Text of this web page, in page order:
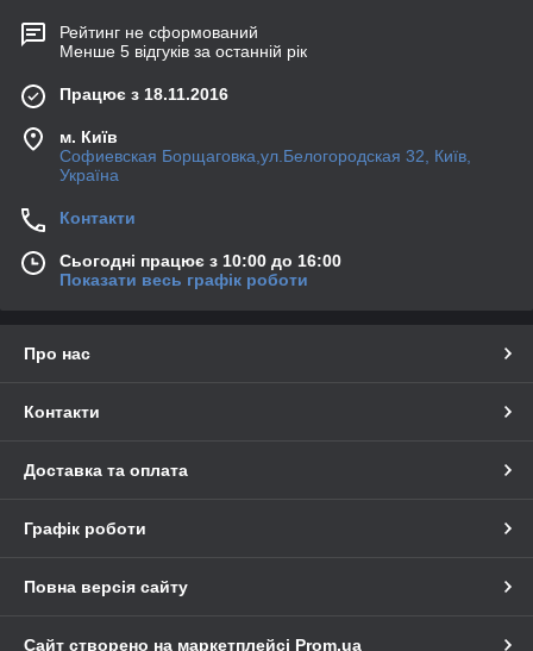
Рейтинг не сформований
Менше 5 відгуків за останній рік
Працює з 18.11.2016
м. Київ
Софиевская Борщаговка,ул.Белогородская 32, Київ,
Україна
Контакти
Сьогодні працює з 10:00 до 16:00
Показати весь графік роботи
Про нас
Контакти
Доставка та оплата
Графік роботи
Повна версія сайту
Сайт створено на маркетплейсі Prom.ua